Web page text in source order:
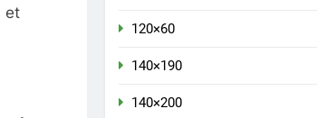
et
120×60
140×190
140×200